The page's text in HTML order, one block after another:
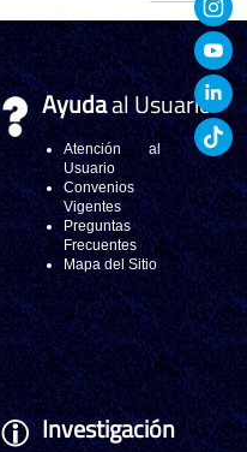
Ayudaal Usuario
Atención al
Usuario
Convenios
Vigentes
Preguntas
Frecuentes
Mapa del Sitio
Investigación